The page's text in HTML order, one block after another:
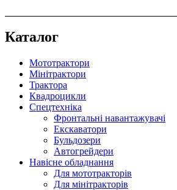
Каталог
Мототрактори
Мінітрактори
Трактора
Квадроцикли
Спецтехніка
Фронтальні навантажувачі
Екскаватори
Бульдозери
Автогрейдери
Навісне обладнання
Для мототракторів
Для мінітракторів